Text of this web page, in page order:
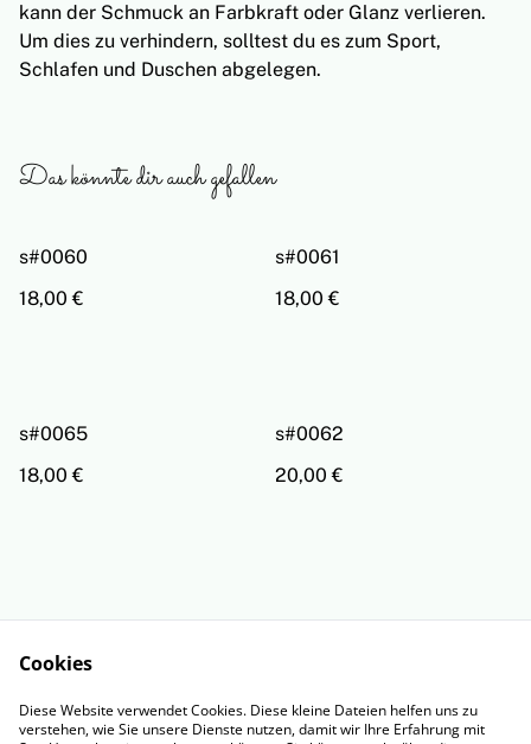
kann der Schmuck an Farbkraft oder Glanz verlieren.
Um dies zu verhindern, solltest du es zum Sport,
Schlafen und Duschen abgelegen.
Das könnte dir auch gefallen
s#0060
18,00 €
s#0061
18,00 €
s#0065
18,00 €
s#0062
20,00 €
Bestimmungen
ungen von SumUp
Cookies
Diese Website verwendet Cookies. Diese kleine Dateien helfen uns zu
verstehen, wie Sie unsere Dienste nutzen, damit wir Ihre Erfahrung mit